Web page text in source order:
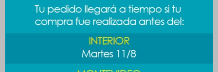
Productos que te pueden interesar